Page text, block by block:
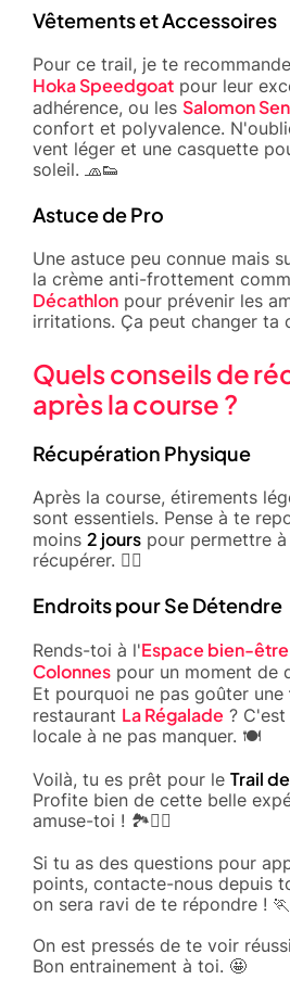
Vêtements et Accessoires
Pour ce trail, je te
Hoka Speedgoat pour leur
adhérence, ou les Salomon
confort et polyvalence.
vent léger et une casquette
soleil. 🧢👟
Astuce de Pro
Une astuce peu connue mais
la crème anti-frottement
Décathlon pour prévenir les
irritations. Ça peut changer ta
Quels conseils de
après la course ?
Récupération Physique
Après la course, étirements
sont essentiels. Pense à te
moins 2 jours pour permettre
récupérer. 🧘‍♂️
Endroits pour Se Détendre
Rends-toi à l'Espace bien-être
Colonnes pour un moment de
Et pourquoi ne pas goûter une
restaurant La Régalade ?
locale à ne pas manquer. 🍽️
Voilà, tu es prêt pour le Trail
Profite bien de cette belle
amuse-toi ! 🏞️🏃‍♀️
Si tu as des questions pour
points, contacte-nous depuis
on sera ravi de te répondre ! 🏃
On est pressés de te voir
Bon entrainement à toi. 🤩